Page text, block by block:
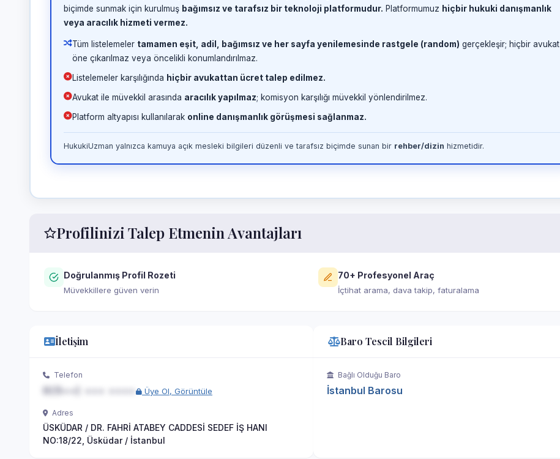
biçimde sunmak için kurulmuş bağımsız ve tarafsız bir teknoloji platformudur. Platformumuz hiçbir hukuki danışmanlık
veya aracılık hizmeti vermez.
Tüm listelemeler tamamen eşit, adil, bağımsız ve her sayfa yenilemesinde rastgele (random) gerçekleşir; hiçbir avukat
öne çıkarılmaz veya öncelikli konumlandırılmaz.
Listelemeler karşılığında hiçbir avukattan ücret talep edilmez.
Avukat ile müvekkil arasında aracılık yapılmaz; komisyon karşılığı müvekkil yönlendirilmez.
Platform altyapısı kullanılarak online danışmanlık görüşmesi sağlanmaz.
HukukiUzman yalnızca kamuya açık mesleki bilgileri düzenli ve tarafsız biçimde sunan bir rehber/dizin hizmetidir.
Profilinizi Talep Etmenin Avantajları
Doğrulanmış Profil Rozeti
Müvekkillere güven verin
70+ Profesyonel Araç
İçtihat arama, dava takip, faturalama
İletişim
Telefon
Üye Ol, Görüntüle
Adres
ÜSKÜDAR / DR. FAHRİ ATABEY CADDESİ SEDEF İŞ HANI
NO:18/22, Üsküdar / İstanbul
Baro Tescil Bilgileri
Bağlı Olduğu Baro
İstanbul Barosu